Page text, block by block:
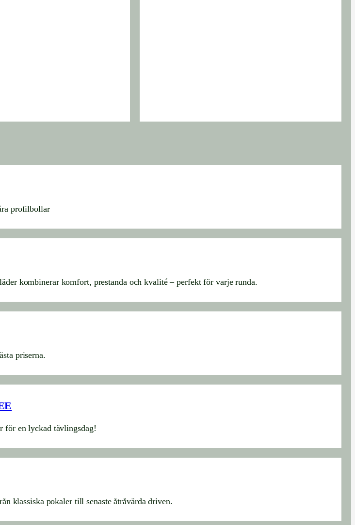
profilbollar
kombinerar komfort, prestanda och kvalité – perfekt för varje runda.
priserna.
för en lyckad tävlingsdag!
klassiska pokaler till senaste åtråvärda driven.